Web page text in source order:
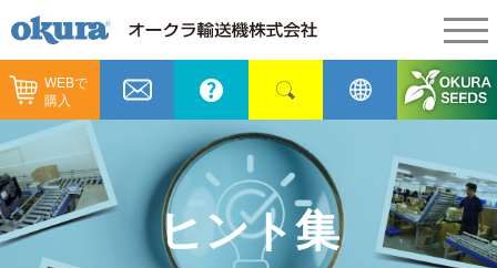
WEBで
購入
製品情報
製品情報
コンベヤ機器
コンベヤ機器を探す
納入事例
納入事例
全業種
メンテナンス
カタログ／CAD
ヒント集